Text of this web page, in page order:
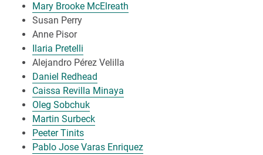
Mary Brooke McElreath
Susan Perry
Anne Pisor
Ilaria Pretelli
Alejandro Pérez Velilla
Daniel Redhead
Caissa Revilla Minaya
Oleg Sobchuk
Martin Surbeck
Peeter Tinits
Pablo Jose Varas Enriquez